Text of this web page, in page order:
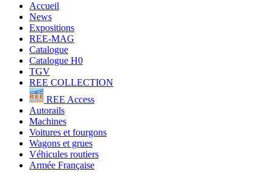
Accueil
News
Expositions
REE-MAG
Catalogue
Catalogue H0
TGV
REE COLLECTION
REE Access
Autorails
Machines
Voitures et fourgons
Wagons et grues
Véhicules routiers
Armée Française